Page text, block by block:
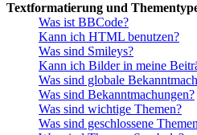
Textformatierung und
Was ist BBCode?
Kann ich HTML benutzen?
Was sind Smileys?
Kann ich Bilder in meine
Was sind globale
Was sind Bekanntmachungen?
Was sind wichtige Themen?
Was sind geschlossene